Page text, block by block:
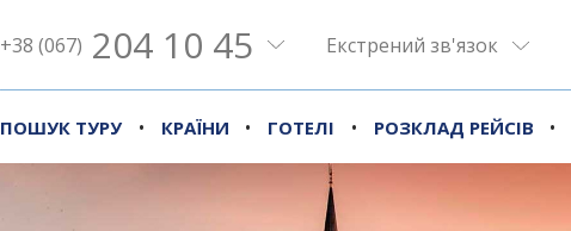
+38 (067) 204 10 45 Екстрений зв'язок
ПОШУК ТУРУ • КРАЇНИ • ГОТЕЛІ • РОЗКЛАД РЕЙСІВ •